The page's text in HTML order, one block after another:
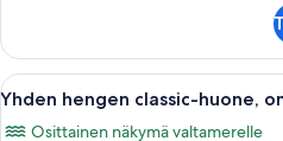
classic-
huone,
kylpyhuone
makuuhuoneen
Avaa
kaikki
8
Yhden hengen classic-huone,
Osittainen näkymä valtamerelle